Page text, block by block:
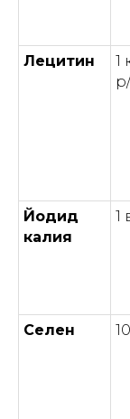
Лецитин
1
Йодид
калия
1
Селен